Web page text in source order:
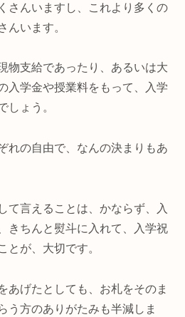
さんいますし、これより多くの
んいます。
物支給であったり、あるいは大
入学金や授業料をもって、入学
しょう。
れの自由で、なんの決まりもあ
て言えることは、かならず、入
きちんと熨斗に入れて、入学祝
とが、大切です。
あげたとしても、お札をそのま
う方のありがたみも半減しま